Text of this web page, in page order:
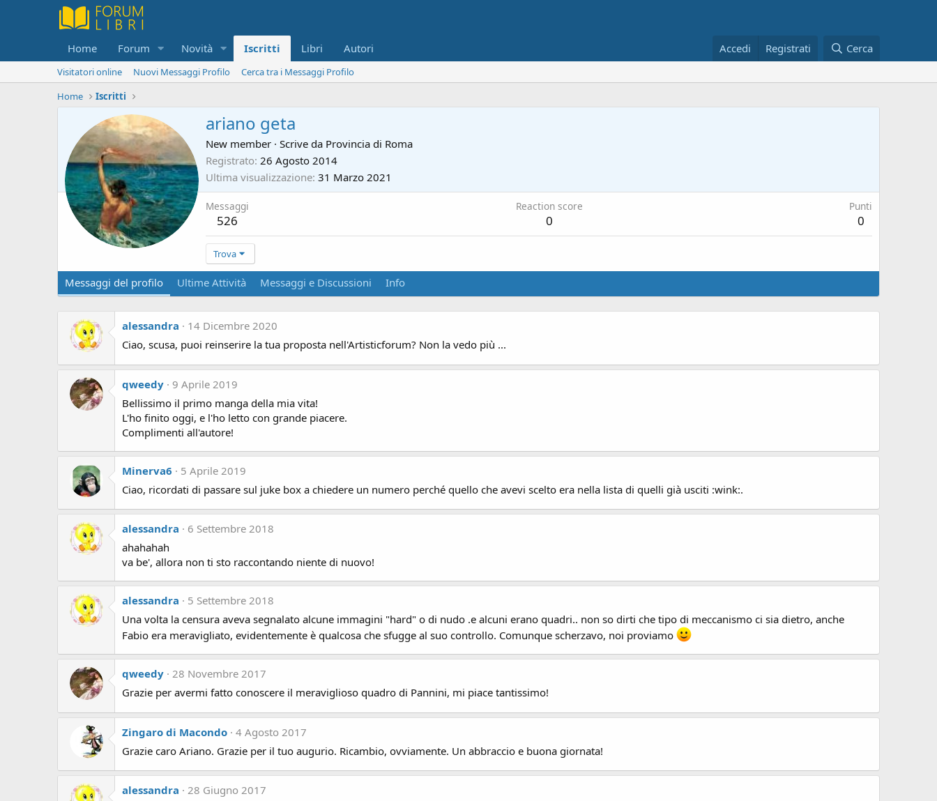
Home Forum Novità Iscritti Libri Autori Accedi Registrati Cerca
Visitatori online Nuovi Messaggi Profilo
Cerca tra i Messaggi Profilo
Home
Iscritti
ariano geta
New member · Scrive da Provincia di Roma
Registrato 26 Agosto 2014
Ultima visualizzazione 31 Marzo 2021
Messaggi
526
Reaction score
0
Punti
0
Trova
Messaggi del profilo Ultime Attività Messaggi e Discussioni Info
alessandra
14 Dicembre 2020
Ciao, scusa, puoi reinserire la tua proposta nell'Artisticforum? Non la vedo più ...
qweedy
9 Aprile 2019
Bellissimo il primo manga della mia vita!
L'ho finito oggi, e l'ho letto con grande piacere.
Complimenti all'autore!
Minerva6
5 Aprile 2019
Ciao, ricordati di passare sul juke box a chiedere un numero perché quello che avevi scelto era nella lista di quelli già usciti :wink:.
alessandra
6 Settembre 2018
ahahahah
va be', allora non ti sto raccontando niente di nuovo!
alessandra
5 Settembre 2018
Una volta la censura aveva segnalato alcune immagini "hard" o di nudo .e alcuni erano quadri.. non so dirti che tipo di meccanismo ci sia dietro, anche
Fabio era meravigliato, evidentemente è qualcosa che sfugge al suo controllo. Comunque scherzavo, noi proviamo
qweedy 28 Novembre 2017
Grazie per avermi fatto conoscere il meraviglioso quadro di Pannini, mi piace tantissimo!
Zingaro di Macondo 4 Agosto 2017
Grazie caro Ariano. Grazie per il tuo augurio. Ricambio, ovviamente. Un abbraccio e buona giornata!
alessandra
28 Giugno 2017